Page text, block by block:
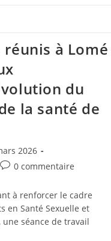
réunis à Lomé
du
la santé de
2026
0 commentaire
à renforcer le cadre
en Santé Sexuelle et
une séance de travail